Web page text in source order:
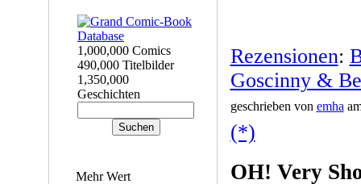
1,000,000 Comics
490,000 Titelbilder
1,350,000
Geschichten
Mehr Wert
Rezensionen:
Goscinny &
geschrieben von emha
(*)
OH! Very